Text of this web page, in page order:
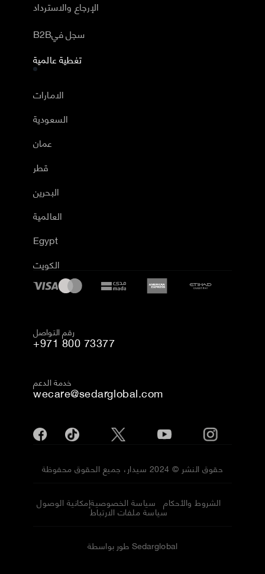
الإرجاع والاسترداد
B2Bسجل في
تغطية عالمية
الامارات
السعودية
عمان
قطر
البحرين
العالمية
Egypt
الكويت
رقم التواصل
+971 800 73377
خدمة الدعم
wecare@sedarglobal.com
حقوق النشر © 2024 سيدار، جميع الحقوق محفوظة
إمكانية الوصولسياسة الخصوصية الشروط والأحكام
سياسة ملفات الارتباط
طور بواسطة Sedarglobal